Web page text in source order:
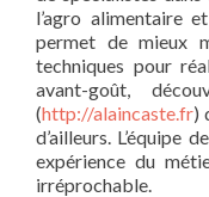
l’agro alimentaire
permet de mieux
techniques pour
avant-goût,
(http://alaincaste.fr)
d’ailleurs. L’équipe
expérience du
irréprochable.